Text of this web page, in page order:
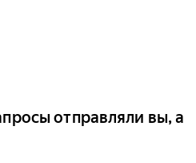
отправляли вы, а